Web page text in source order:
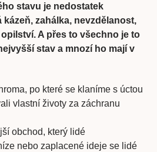
stavu je nedostatek
zahálka, nevzdělanost,
A přes to všechno je to
stav a mnozí ho mají v
po které se klaníme s úctou
vlastní životy za záchranu
obchod, který lidé
nebo zaplacené ideje se lidé